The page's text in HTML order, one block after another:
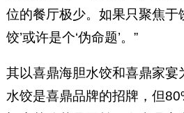
位的餐厅极少。如果只聚焦于
饺’或许是个‘伪命题’。”
其以喜鼎海胆水饺和喜鼎家宴
水饺是喜鼎品牌的招牌，但